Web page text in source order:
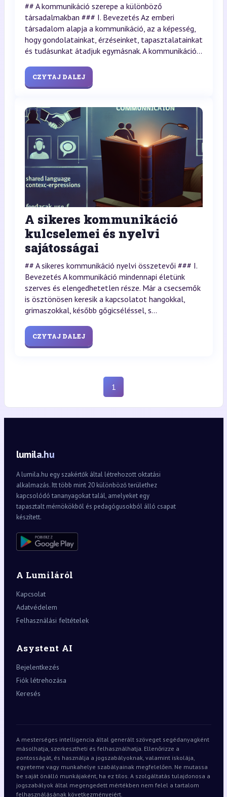
## A kommunikáció szerepe a különböző
társadalmakban ### I. Bevezetés Az emberi
társadalom alapja a kommunikáció, az a képesség,
hogy gondolatainkat, érzéseinket, tapasztalatainkat
és tudásunkat átadjuk egymásnak. A kommunikáció...
CZYTAJ DALEJ
A sikeres kommunikáció
kulcselemei és nyelvi
sajátosságai
## A sikeres kommunikáció nyelvi összetevői ### I.
Bevezetés A kommunikáció mindennapi életünk
szerves és elengedhetetlen része. Már a csecsemők
is ösztönösen keresik a kapcsolatot hangokkal,
grimaszokkal, később gőgicséléssel, s...
CZYTAJ DALEJ
1
lumila.hu
A lumila.hu egy szakértők által létrehozott oktatási
alkalmazás. Itt több mint 20 különböző területhez
kapcsolódó tananyagokat talál, amelyeket egy
tapasztalt mérnökökből és pedagógusokból álló csapat
készített.
A Lumiláról
Kapcsolat
Adatvédelem
Felhasználási feltételek
Asystent AI
Bejelentkezés
Fiók létrehozása
Keresés
A mesterséges intelligencia által generált szöveget segédanyagként
másolhatja, szerkesztheti és felhasználhatja. Ellenőrizze a
pontosságát, és használja a jogszabályoknak, valamint iskolája,
egyeteme vagy munkahelye szabályainak megfelelően. Ne mutassa
be saját önálló munkájaként, ha ez tilos. A szolgáltatás tulajdonosa a
jogszabályok által megengedett mértékben nem felel a tartalom
felhasználásának következményeiért.